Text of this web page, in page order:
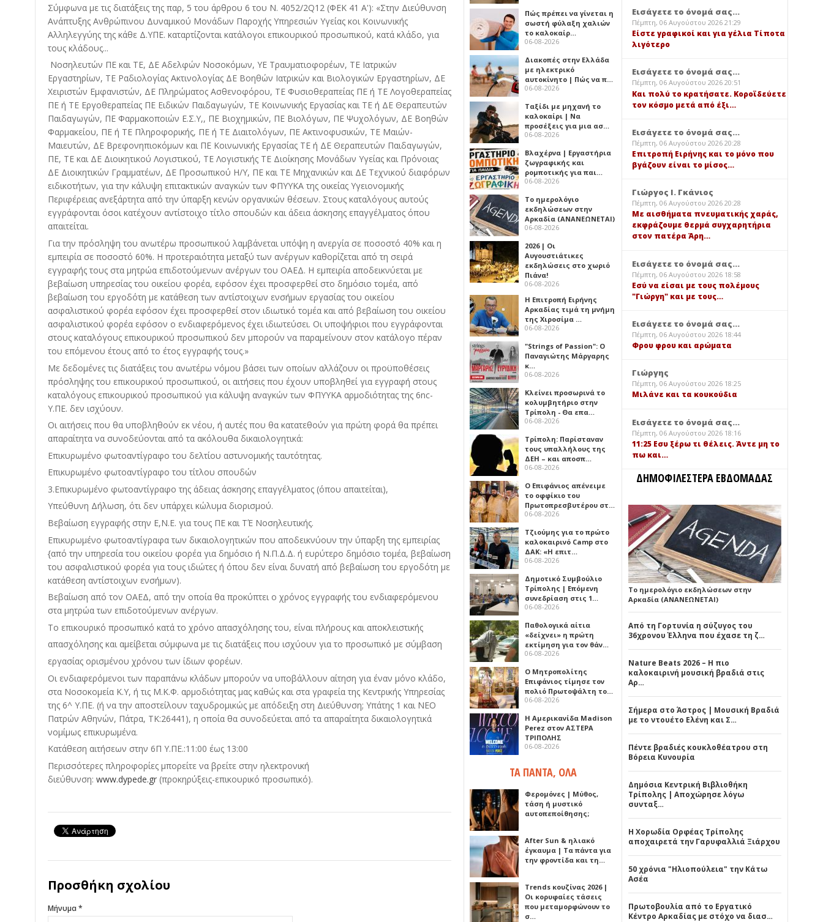
Σύμφωνα με τις διατάξεις της παρ, 5 του άρθρου 6 του Ν. 4052/2Q12 (ΦΕΚ 41 Α'): «Στην Διεύθυνση
Ανάπτυξης Ανθρώπινου Δυναμικού Μονάδων Παροχής Υπηρεσιών Υγείας κοι Κοινωνικής
Αλληλεγγύης της κάθε Δ.ΥΠΕ. καταρτίζονται κατάλογοι επικουρικού προσωπικού, κατά κλάδο, για
τους κλάδους...
Νοσηλευτών ΠΕ και ΤΕ, ΔΕ Αδελφών Νοσοκόμων, ΥΕ Τραυματιοφορέων, ΤΕ Ιατρικών
Εργαστηρίων, ΤΕ Ραδιολογίας Ακτινολογίας ΔΕ Βοηθών Ιατρικών και Βιολογικών Εργαστηρίων, ΔΕ
Χειριστών Εμφανιστών, ΔΕ Πληρώματος Ασθενοφόρου, ΤΕ Φυσιοθεραπείας ΠΕ ή ΤΕ Λογοθεραπείας
ΠΕ ή ΤΕ Εργοθεραπείας ΠΕ Ειδικών Παιδαγωγών, ΤΕ Κοινωνικής Εργασίας και ΤΕ ή ΔΕ Θεραπευτών
Παιδαγωγών, ΠΕ Φαρμακοποιών Ε.Σ.Υ,, ΠΕ Βιοχημικών, ΠΕ Βιολόγων, ΠΕ Ψυχολόγων, ΔΕ Βοηθών
Φαρμακείου, ΠΕ ή ΤΕ Πληροφορικής, ΠΕ ή ΤΕ Διαιτολόγων, ΠΕ Ακτινοφυσικών, ΤΕ Μαιών-
Μαιευτών, ΔΕ Βρεφονηπιοκόμων και ΠΕ Κοινωνικής Εργασίας ΤΕ ή ΔΕ Θεραπευτών Παιδαγωγών,
ΠΕ, ΤΕ και ΔΕ Διοικητικού Λογιστικού, ΤΕ Λογιστικής ΤΕ Διοίκησης Μονάδων Υγείας και Πρόνοιας
ΔΕ Διοικητικών Γραμματέων, ΔΕ Προσωπικού Η/Υ, ΠΕ και ΤΕ Μηχανικών και ΔΕ Τεχνικού διαφόρων
ειδικοτήτων, για την κάλυψη επιτακτικών αναγκών των ΦΠΥΥΚΑ της οικείας Υγειονομικής
Περιφέρειας ανεξάρτητα από την ύπαρξη κενών οργανικών θέσεων. Στους καταλόγους αυτούς
εγγράφονται όσοι κατέχουν αντίστοιχο τίτλο σπουδών και άδεια άσκησης επαγγέλματος όπου
απαιτείται.
Για την πρόσληψη του ανωτέρω προσωπικού λαμβάνεται υπόψη η ανεργία σε ποσοστό 40% και η
εμπειρία σε ποσοστό 60%. Η προτεραιότητα μεταξύ των ανέργων καθορίζεται από τη σειρά
εγγραφής τους στα μητρώα επιδοτούμενων ανέργων του ΟΑΕΔ. Η εμπειρία αποδεικνύεται με
βεβαίωση υπηρεσίας του οικείου φορέα, εφόσον έχει προσφερθεί στο δημόσιο τομέα, από
βεβαίωση του εργοδότη με κατάθεση των αντίστοιχων ενσήμων εργασίας του οικείου
ασφαλιστικού φορέα εφόσον έχει προσφερθεί στον ιδιωτικό τομέα και από βεβαίωση του οικείου
ασφαλιστικού φορέα εφόσον ο ενδιαφερόμενος έχει ιδιωτεύσει. Οι υποψήφιοι που εγγράφονται
στους καταλόγους επικουρικού προσωπικού δεν μπορούν να παραμείνουν στον κατάλογο πέραν
του επόμενου έτους από το έτος εγγραφής τους.»
Με δεδομένες τις διατάξεις του ανωτέρω νόμου βάσει των οποίων αλλάζουν οι προϋποθέσεις
πρόσληψης του επικουρικού προσωπικού, οι αιτήσεις που έχουν υποβληθεί για εγγραφή στους
καταλόγους επικουρικού προσωπικού για κάλυψη αναγκών των ΦΠΥΥΚΑ αρμοδιότητας της 6nc-
Υ.ΠΕ. δεν ισχύουν.
Οι αιτήσεις που θα υποβληθούν εκ νέου, ή αυτές που θα κατατεθούν για πρώτη φορά θα πρέπει
απαραίτητα να συνοδεύονται από τα ακόλουθα δικαιολογητικά:
Επικυρωμένο φωτοαντίγραφο του δελτίου αστυνομικής ταυτότητας.
Επικυρωμένο φωτοαντίγραφο του τίτλου σπουδών
3.Επικυρωμένο φωτοαντίγραφο της άδειας άσκησης επαγγέλματος (όπου απαιτείται),
Υπεύθυνη Δήλωση, ότι δεν υπάρχει κώλυμα διορισμού.
Βεβαίωση εγγραφής στην Ε,Ν.Ε. για τους ΠΕ και ΤΈ Νοσηλευτικής.
Επικυρωμένο φωτοαντίγραφα των δικαιολογητικών που αποδεικνύουν την ύπαρξη της εμπειρίας
{από την υπηρεσία του οικείου φορέα για δημόσιο ή Ν.Π.Δ.Δ. ή ευρύτερο δημόσιο τομέα, βεβαίωση
του ασφαλιστικού φορέα για τους ιδιώτες ή όπου δεν είναι δυνατή από βεβαίωση του εργοδότη με
κατάθεση αντίστοιχων ενσήμων).
Βεβαίωση από τον ΟΑΕΔ, από την οποία θα προκύπτει ο χρόνος εγγραφής του ενδιαφερόμενου
στα μητρώα των επιδοτούμενων ανέργων.
Το επικουρικό προσωπικό κατά το χρόνο απασχόλησης του, είναι πλήρους και αποκλειστικής
απασχόλησης και αμείβεται σύμφωνα με τις διατάξεις που ισχύουν για το προσωπικό με σύμβαση
εργασίας ορισμένου χρόνου των ίδιων φορέων.
Οι ενδιαφερόμενοι των παραπάνω κλάδων μπορούν να υποβάλλουν αίτηση για έναν μόνο κλάδο,
στα Νοσοκομεία Κ.Υ, ή τις Μ.Κ.Φ. αρμοδιότητας μας καθώς και στα γραφεία της Κεντρικής Υπηρεσίας
της 6^ Υ.ΠΕ. (ή να την αποστείλουν ταχυδρομικώς με απόδειξη στη Διεύθυνση; Υπάτης 1 και ΝΕΟ
Πατρών Αθηνών, Πάτρα, ΤΚ:26441), η οποία θα συνοδεύεται από τα απαραίτητα δικαιολογητικά
νομίμως επικυρωμένα.
Κατάθεση αιτήσεων στην 6Π Υ.ΠΕ.:11:00 έως 13:00
Περισσότερες πληροφορίες μπορείτε να βρείτε στην ηλεκτρονική
διεύθυνση: www.dypede.gr (προκηρύξεις-επικουρικό προσωπικό).
Προσθήκη σχολίου
Μήνυμα *
Πώς πρέπει να γίνεται η
σωστή φύλαξη χαλιών
το καλοκαίρ…
06-08-2026
Διακοπές στην Ελλάδα
με ηλεκτρικό
αυτοκίνητο | Πώς να π…
06-08-2026
Ταξίδι με μηχανή το
καλοκαίρι | Να
προσέξεις για μια ασ…
06-08-2026
Βλαχέρνα | Εργαστήρια
ζωγραφικής και
ρομποτικής για παι…
06-08-2026
Το ημερολόγιο
εκδηλώσεων στην
Αρκαδία (ΑΝΑΝΕΩΝΕΤΑΙ)
06-08-2026
2026 | Οι
Αυγουστιάτικες
εκδηλώσεις στο χωριό
Πιάνα!
06-08-2026
Η Επιτροπή Ειρήνης
Αρκαδίας τιμά τη μνήμη
της Χιροσίμα …
06-08-2026
"Strings of Passion": Ο
Παναγιώτης Μάργαρης
κ…
06-08-2026
Κλείνει προσωρινά το
κολυμβητήριο στην
Τρίπολη - Θα επα…
06-08-2026
Τρίπολη: Παρίσταναν
τους υπαλλήλους της
ΔΕΗ – και αποσπ…
06-08-2026
Ο Επιφάνιος απένειμε
το οφφίκιο του
Πρωτοπρεσβυτέρου στ…
06-08-2026
Τζιούμης για το πρώτο
καλοκαιρινό Camp στο
ΔΑΚ: «Η επιτ…
06-08-2026
Δημοτικό Συμβούλιο
Τρίπολης | Επόμενη
συνεδρίαση στις 1…
06-08-2026
Παθολογικά αίτια
«δείχνει» η πρώτη
εκτίμηση για τον θάν…
06-08-2026
Ο Μητροπολίτης
Επιφάνιος τίμησε τον
πολιό Πρωτοψάλτη το…
06-08-2026
Η Αμερικανίδα Madison
Perez στον ΑΣΤΕΡΑ
ΤΡΙΠΟΛΗΣ
06-08-2026
ΤΑ ΠΑΝΤΑ, ΟΛΑ
Φερομόνες | Μύθος,
τάση ή μυστικό
αυτοπεποίθησης;
After Sun & ηλιακό
έγκαυμα | Τα πάντα για
την φροντίδα και τη…
Trends κουζίνας 2026 |
Οι κορυφαίες τάσεις
που μεταμορφώνουν το
σ…
Εισάγετε το όνομά σας...
Πέμπτη, 06 Αυγούστου 2026 21:29
Είστε γραφικοί και για γέλια Τίποτα
λιγότερο
Εισάγετε το όνομά σας...
Πέμπτη, 06 Αυγούστου 2026 20:51
Και πολύ το κρατήσατε. Κοροϊδεύετε
τον κόσμο μετά από έξι…
Εισάγετε το όνομά σας...
Πέμπτη, 06 Αυγούστου 2026 20:28
Επιτροπή Ειρήνης και το μόνο που
βγάζουν είναι το μίσος…
Γιώργος Ι. Γκάνιος
Πέμπτη, 06 Αυγούστου 2026 20:28
Με αισθήματα πνευματικής χαράς,
εκφράζουμε θερμά συγχαρητήρια
στον πατέρα Άρη…
Εισάγετε το όνομά σας...
Πέμπτη, 06 Αυγούστου 2026 18:58
Εσύ να είσαι με τους πολέμους
"Γιώργη" και με τους…
Εισάγετε το όνομά σας...
Πέμπτη, 06 Αυγούστου 2026 18:44
Φρου φρου και αρώματα
Γιώργης
Πέμπτη, 06 Αυγούστου 2026 18:25
Μιλάνε και τα κουκούδια
Εισάγετε το όνομά σας...
Πέμπτη, 06 Αυγούστου 2026 18:16
11:25 Εσυ ξέρω τι θέλεις. Άντε μη το
πω και…
ΔΗΜΟΦΙΛΕΣΤΕΡΑ ΕΒΔΟΜΑΔΑΣ
Το ημερολόγιο εκδηλώσεων στην
Αρκαδία (ΑΝΑΝΕΩΝΕΤΑΙ)
Από τη Γορτυνία η σύζυγος του
36χρονου Έλληνα που έχασε τη ζ…
Nature Beats 2026 – Η πιο
καλοκαιρινή μουσική βραδιά στις
Αρ…
Σήμερα στο Άστρος | Μουσική Βραδιά
με το ντουέτο Ελένη και Σ…
Πέντε βραδιές κουκλοθέατρου στη
Βόρεια Κυνουρία
Δημόσια Κεντρική Βιβλιοθήκη
Τρίπολης | Αποχώρησε λόγω
συνταξ…
Η Χορωδία Ορφέας Τρίπολης
αποχαιρετά την Γαρυφαλλιά Ξιάρχου
50 χρόνια "Ηλιοπούλεια" την Κάτω
Ασέα
Πρωτοβουλία από το Εργατικό
Κέντρο Αρκαδίας με στόχο να διασ…